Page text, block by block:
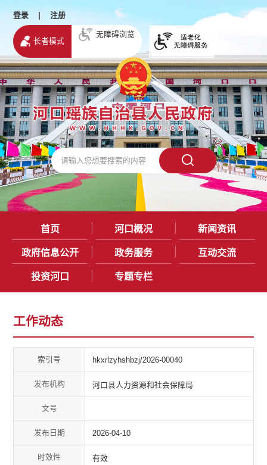
登录 | 注册
长者模式
无障碍浏览
首页 河口概况 新闻资讯
政府信息公开 政务服务 互动交流
投资河口 专题专栏
工作动态
索引号 hkxrlzyhshbzj/2026-00040
发布机构 河口县人力资源和社会保障局
文号
发布日期 2026-04-10
时效性 有效